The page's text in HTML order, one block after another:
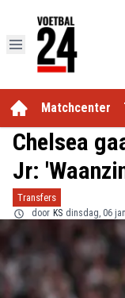
Matchcenter
Chelsea
Jr:
Transfers
door KS dinsdag, 06